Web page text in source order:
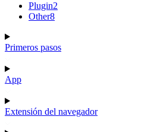
Plugin2
Other8
Primeros pasos
App
Extensión del navegador